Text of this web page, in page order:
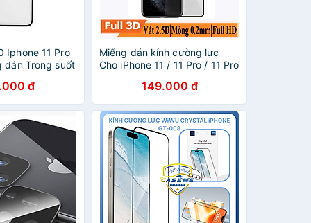
Iphone 11 Pro
dán Trong suốt
cháy nổ
chính hãng
đ
Miếng dán kính cường lực
Cho iPhone 11 / 11 Pro / 11 Pro
màn hình 2.5D chống nứt vỡ
cạnh hiệu WIWU iVista Chống
va đập, vát cạnh 2.5D, chống
vân tay - hàng nhập khẩu
149.000 đ